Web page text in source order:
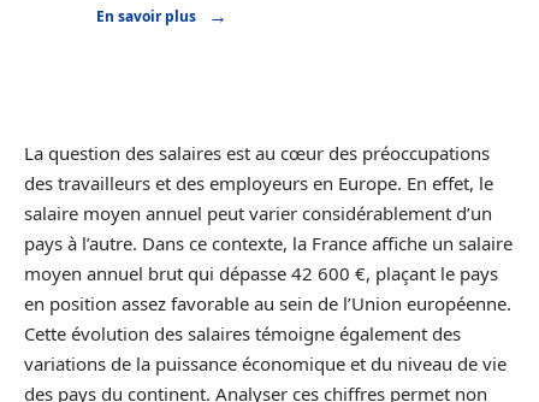
En savoir plus
La question des salaires est au cœur des préoccupations
des travailleurs et des employeurs en Europe. En effet, le
salaire moyen annuel peut varier considérablement d’un
pays à l’autre. Dans ce contexte, la France affiche un salaire
moyen annuel brut qui dépasse 42 600 €, plaçant le pays
en position assez favorable au sein de l’Union européenne.
Cette évolution des salaires témoigne également des
variations de la puissance économique et du niveau de vie
des pays du continent. Analyser ces chiffres permet non